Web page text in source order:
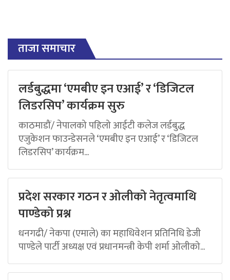
ताजा समाचार
लर्डबुद्धमा ‘एमबीए इन एआई’ र ‘डिजिटल
लिडरसिप’ कार्यक्रम सुरु
काठमाडौं/ नेपालको पहिलो आईटी कलेज लर्डबुद्ध
एजुकेशन फाउन्डेसनले ‘एमबीए इन एआई’ र ‘डिजिटल
लिडरसिप’ कार्यक्रम...
प्रदेश सरकार गठन र ओलीको नेतृत्वमाथि
पाण्डेको प्रश्न
धनगढी/ नेकपा (एमाले) का महाधिवेशन प्रतिनिधि डेजी
पाण्डेले पार्टी अध्यक्ष एवं प्रधानमन्त्री केपी शर्मा ओलीको...